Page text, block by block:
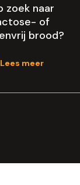
zoek naar
of
brood?
Lees meer